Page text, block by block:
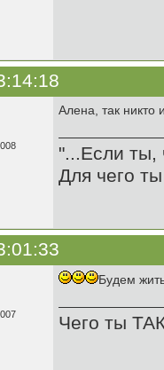
Алена, так никто
"...Если ты,
Для чего
Будем
Чего ты